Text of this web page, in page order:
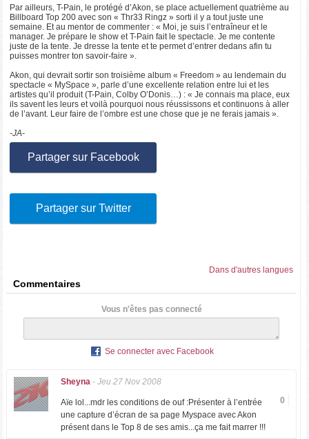
Par ailleurs, T-Pain, le protégé d’Akon, se place actuellement quatrième au
Billboard Top 200 avec son « Thr33 Ringz » sorti il y a tout juste une
semaine. Et au mentor de commenter : « Moi, je suis l’entraîneur et le
manager. Je prépare le show et T-Pain fait le spectacle. Je me contente
juste de la tente. Je dresse la tente et te permet d’entrer dedans afin tu
puisses montrer ton savoir-faire ».
Akon, qui devrait sortir son troisième album « Freedom » au lendemain du
spectacle « MySpace », parle d’une excellente relation entre lui et les
artistes qu’il produit (T-Pain, Colby O’Donis…) : « Je connais ma place, eux
ils savent les leurs et voilà pourquoi nous réussissons et continuons à aller
de l’avant. Leur faire de l’ombre est une chose que je ne ferais jamais ».
-JA-
Partager sur Facebook
Partager sur Twitter
Dans d'autres langues
Commentaires
Vous n'êtes pas connecté
Se connecter avec Facebook
Sheyna- Jeu 27 Nov 2008
0
Aïe lol...mdr les conditions de ouf :Présenter à l’entrée
une capture d’écran de sa page Myspace avec Akon
présent dans le Top 8 de ses amis...ça me fait marrer !!!